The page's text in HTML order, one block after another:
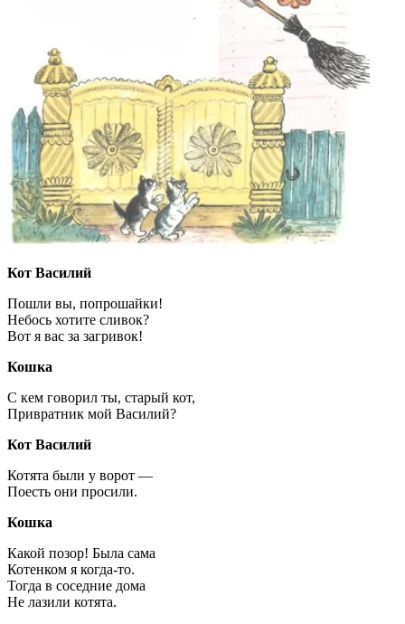
Кот Василий
Пошли вы, попрошайки!
Небось хотите сливок?
Вот я вас за загривок!
Кошка
С кем говорил ты, старый кот,
Привратник мой Василий?
Кот Василий
Котята были у ворот —
Поесть они просили.
Кошка
Какой позор! Была сама
Котенком я когда-то.
Тогда в соседние дома
Не лазили котята.